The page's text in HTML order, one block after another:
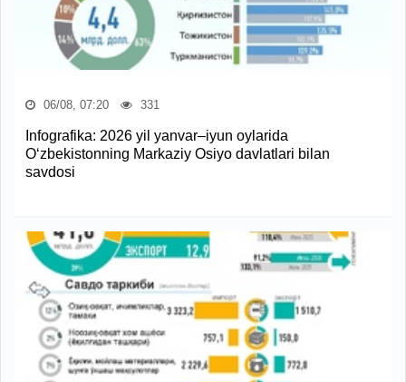
06/08, 07:20 331
Infografika: 2026 yil yanvar–iyun oylarida
O‘zbekistonning Markaziy Osiyo davlatlari bilan
savdosi